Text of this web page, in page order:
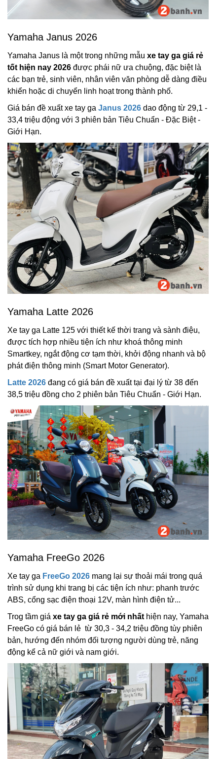
Yamaha Janus 2026
Yamaha Janus là một trong những mẫu xe tay ga giá rẻ
tốt hiện nay 2026 được phái nữ ưa chuộng, đặc biệt là
các bạn trẻ, sinh viên, nhân viên văn phòng dễ dàng điều
khiển hoặc di chuyển linh hoạt trong thành phố.
Giá bán đề xuất xe tay ga Janus 2026 dao động từ 29,1 -
33,4 triệu động với 3 phiên bản Tiêu Chuẩn - Đặc Biệt -
Giới Hạn.
Yamaha Latte 2026
Xe tay ga Latte 125 với thiết kế thời trang và sành điệu,
được tích hợp nhiều tiện ích như khoá thông minh
Smartkey, ngắt động cơ tạm thời, khởi động nhanh và bộ
phát điện thông minh (Smart Motor Generator).
Latte 2026 đang có giá bán đề xuất tại đại lý từ 38 đến
38,5 triệu đồng cho 2 phiên bản Tiêu Chuẩn - Giới Hạn.
Yamaha FreeGo 2026
Xe tay ga FreeGo 2026 mang lại sự thoải mái trong quá
trình sử dụng khi trang bị các tiện ích như: phanh trước
ABS, cổng sạc điện thoại 12V, màn hình điện tử...
Trog tầm giá xe tay ga giá rẻ mới nhất hiện nay, Yamaha
FreeGo có giá bán lẻ từ 30,3 - 34,2 triệu đồng tùy phiên
bản, hướng đến nhóm đối tượng người dùng trẻ, năng
động kể cả nữ giới và nam giới.